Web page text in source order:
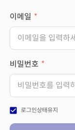
이메일
비밀번호
check_box 로그인상태유지